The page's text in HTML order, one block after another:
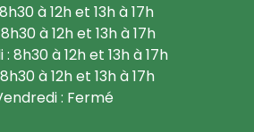
à 12h et 13h à 17h
à 12h et 13h à 17h
8h30 à 12h et 13h à 17h
à 12h et 13h à 17h
: Fermé